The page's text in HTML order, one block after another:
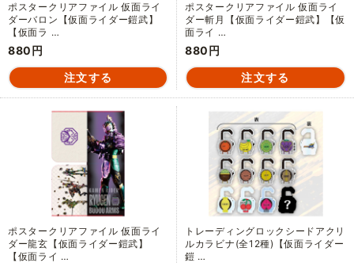
ポスタークリアファイル 仮面ライ
ダーバロン【仮面ライダー鎧武】
【仮面ラ …
880円
ポスタークリアファイル 仮面ライ
ダー斬月【仮面ライダー鎧武】【仮
面ライ …
880円
ポスタークリアファイル 仮面ライ
ダー龍玄【仮面ライダー鎧武】
【仮面ライ …
トレーディングロックシードアクリ
ルカラビナ(全12種)【仮面ライダー
鎧 …